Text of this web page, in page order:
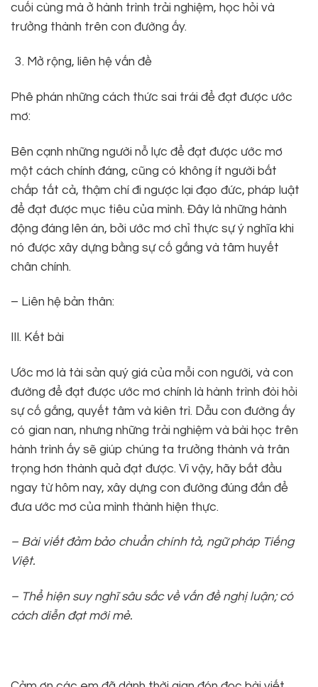
cuối cùng mà ở hành trình trải nghiệm, học hỏi và
trưởng thành trên con đường ấy.
Mở rộng, liên hệ vấn đề
Phê phán những cách thức sai trái để đạt được ước
mơ:
Bên cạnh những người nỗ lực để đạt được ước mơ
một cách chính đáng, cũng có không ít người bất
chấp tất cả, thậm chí đi ngược lại đạo đức, pháp luật
để đạt được mục tiêu của mình. Đây là những hành
động đáng lên án, bởi ước mơ chỉ thực sự ý nghĩa khi
nó được xây dựng bằng sự cố gắng và tâm huyết
chân chính.
– Liên hệ bản thân:
III. Kết bài
Ước mơ là tài sản quý giá của mỗi con người, và con
đường để đạt được ước mơ chính là hành trình đòi hỏi
sự cố gắng, quyết tâm và kiên trì. Dẫu con đường ấy
có gian nan, nhưng những trải nghiệm và bài học trên
hành trình ấy sẽ giúp chúng ta trưởng thành và trân
trọng hơn thành quả đạt được. Vì vậy, hãy bắt đầu
ngay từ hôm nay, xây dựng con đường đúng đắn để
đưa ước mơ của mình thành hiện thực.
– Bài viết đảm bảo chuẩn chính tả, ngữ pháp Tiếng
Việt.
– Thể hiện suy nghĩ sâu sắc về vấn đề nghị luận; có
cách diễn đạt mới mẻ.